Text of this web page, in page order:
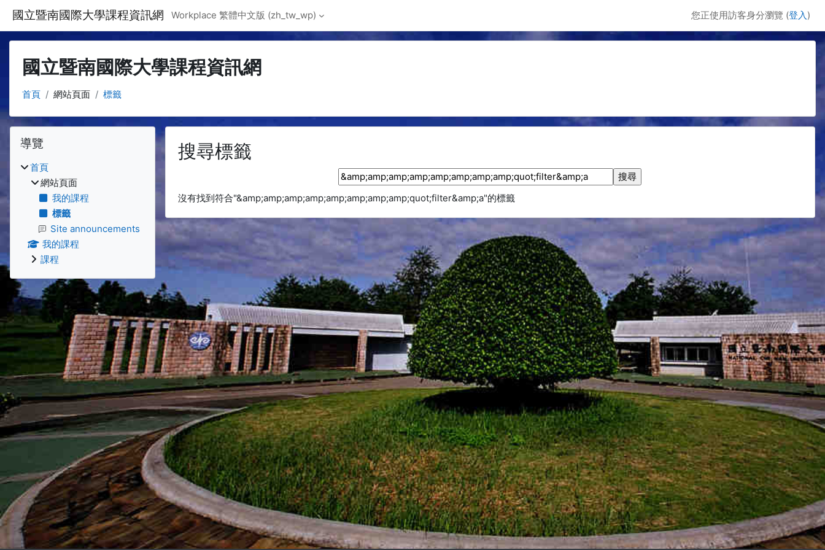
國立暨南國際大學課程資訊網 Workplace 繁體中文版 ‎(zh_tw_wp)‎ 您正使用訪客身分瀏覽 (登入)
國立暨南國際大學課程資訊網
首頁 網站頁面 標籤
搜尋標籤
搜尋標籤
沒有找到符合"&amp;amp;amp;amp;amp;amp;amp;amp;quot;filter&amp;a"的標籤
區塊
跳過 導覽
導覽
首頁
網站頁面
我的課程
標籤
Site announcements
我的課程
課程